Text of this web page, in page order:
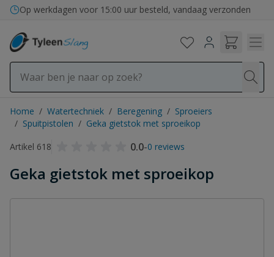
Ga naar de inhoud
Op werkdagen voor 15:00 uur besteld, vandaag verzonden
Home / Watertechniek / Beregening / Sproeiers
/ Spuitpistolen / Geka gietstok met sproeikop
Artikel 618
0.0-0 reviews
Geka gietstok met sproeikop